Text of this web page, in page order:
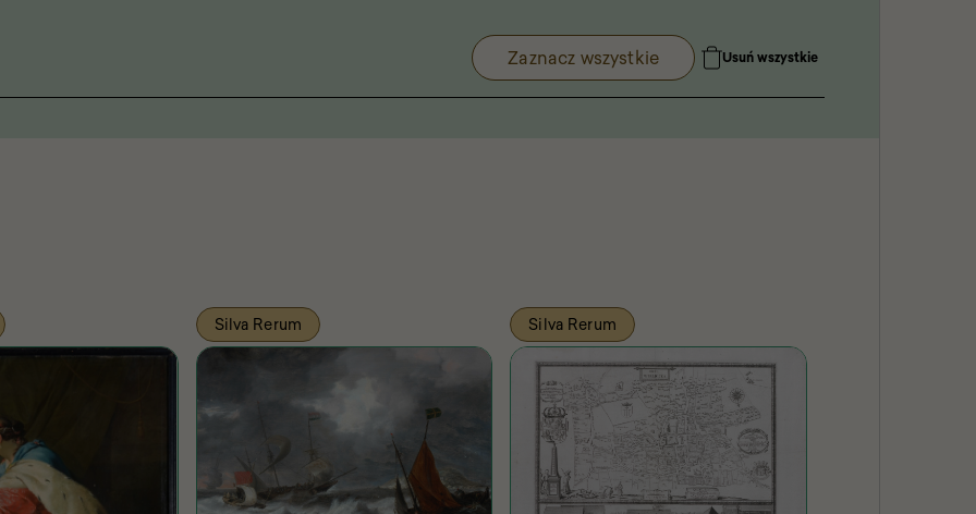
Zaznacz wszystkie Usuń wszystkie
Silva Rerum Silva Rerum